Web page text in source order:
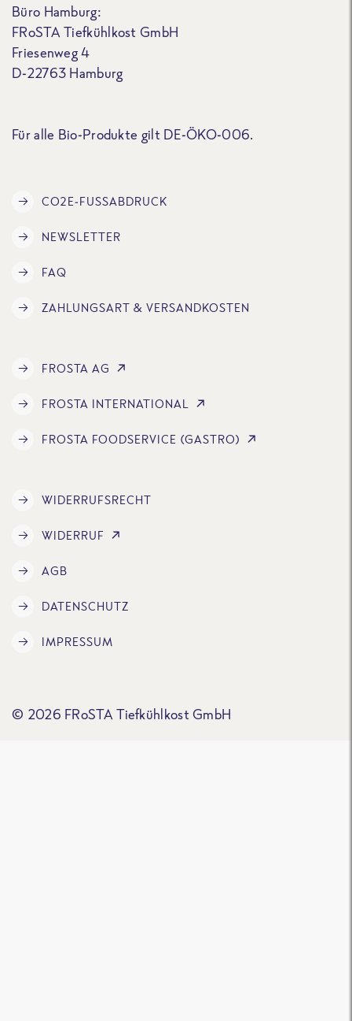
Büro Hamburg:
FRoSTA Tiefkühlkost GmbH
Friesenweg 4
D-22763 Hamburg
Für alle Bio-Produkte gilt DE-ÖKO-006.
CO2E-FUSSABDRUCK
NEWSLETTER
FAQ
ZAHLUNGSART & VERSANDKOSTEN
FROSTA AG
FROSTA INTERNATIONAL
FROSTA FOODSERVICE (GASTRO)
WIDERRUFSRECHT
WIDERRUF
AGB
DATENSCHUTZ
IMPRESSUM
© 2026 FRoSTA Tiefkühlkost GmbH